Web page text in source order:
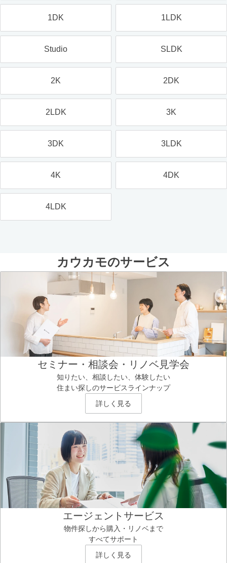
1DK 1LDK
Studio SLDK
2K 2DK
2LDK 3K
3DK 3LDK
4K 4DK
4LDK
カウカモのサービス
セミナー・相談会・リノベ見学会
知りたい、相談したい、体験したい
住まい探しのサービスラインナップ
詳しく見る
エージェントサービス
物件探しから購入・リノベまで
すべてサポート
詳しく見る